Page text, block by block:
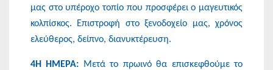
μας στο υπέροχο τοπίο που προσφέρει ο μαγευτικός
κολπίσκος. Επιστροφή στο ξενοδοχείο μας, χρόνος
ελεύθερος, δείπνο, διανυκτέρευση.
4Η ΗΜΕΡΑ:
Μετά το πρωινό θα επισκεφθούμε το